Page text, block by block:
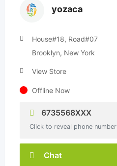
yozaca
House#18, Road#07
Brooklyn, New York
View Store
Offline Now
6735568XXX
Click to reveal phone number
Chat